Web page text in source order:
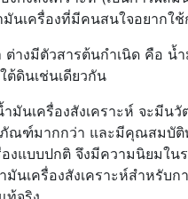
นเครื่องที่มีคนสนใจอยากใ
างมีตัวสารต้นกำเนิด คือ น้
ดินเช่นเดียวกัน
มันเครื่องสังเคราะห์ จะมีน
ณฑ์มากกว่า และมีคุณสมบัติ
งแบบปกติ จึงมีความนิยมใ
นเครื่องสังเคราะห์สำหรับ